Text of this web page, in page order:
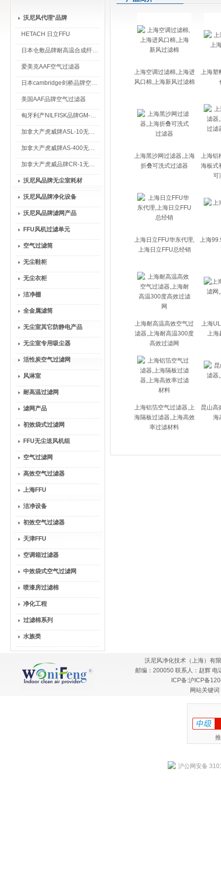
沃尼风代理*品牌
HETACH 日立FFU
日本仓敷品牌耐高温合成纤维过滤棉
爱美克AAF空气过滤器
日本cambridge剑桥品牌空气过滤器
美国AAF品牌空气过滤器
匈牙利产NILFISK品牌GM-80无尘室专用吸尘器
加拿大产虎威牌ASL-10无尘室专用吸尘器
加拿大产虎威牌AS-400无尘室专用吸尘器
加拿大产虎威品牌CR-1无尘室专用吸尘器
沃尼风品牌无尘室耗材
沃尼风品牌净化设备
沃尼风品牌滤网产品
FFU风机过滤单元
空气过滤筒
无尘鞋柜
无尘衣柜
洁净棚
全金属滤筒
无尘室其它防静电产品
无尘室专用吸尘器
活性炭空气过滤网
风淋室
耐高温过滤网
滤网产品
初效袋式过滤网
FFU无尘送风机组
空气过滤网
高效空气过滤器
上海FFU
洁净设备
初效空气过滤器
天津FFU
空调箱过滤器
中效袋式空气过滤网
喷漆房过滤棉
净化工程
过滤棉系列
水族类
上海空调过滤棉,上海进
风口棉,上海新风过滤棉
上海塑
上海黑沙网过滤器,上海
折叠可洗式过滤器
上海铝
海板式
可
上海日立FFU华东代理,
上海日立FFU总经销
上海
上海耐高温高效空气过
滤器,上海耐高温300度
高效过滤网
上海
上海
上海铝箔空气过滤器,上
海隔板过滤器,上海高效
率过滤材料
昆山高
海
沃尼风净化技术（上海）有
邮编：200050 联系人：赵辉
ICP备:沪ICP备
网站关键
沪公网安备